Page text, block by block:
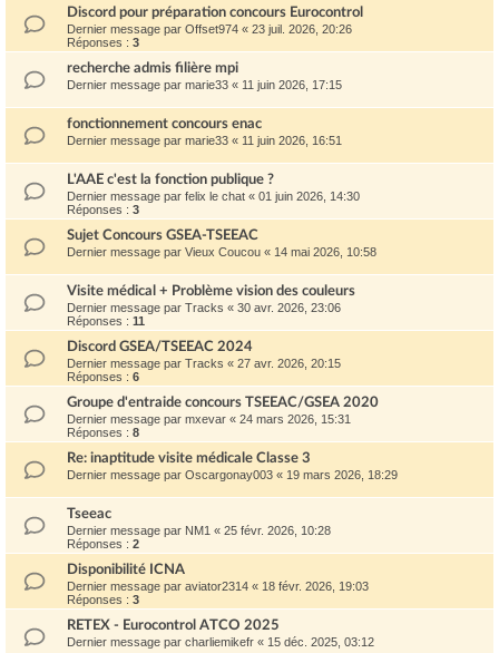
Discord pour préparation concours Eurocontrol
Dernier message par Offset974 « 23 juil. 2026, 20:26
Réponses : 3
recherche admis filière mpi
Dernier message par marie33 « 11 juin 2026, 17:15
fonctionnement concours enac
Dernier message par marie33 « 11 juin 2026, 16:51
L'AAE c'est la fonction publique ?
Dernier message par felix le chat « 01 juin 2026, 14:30
Réponses : 3
Sujet Concours GSEA-TSEEAC
Dernier message par Vieux Coucou « 14 mai 2026, 10:58
Visite médical + Problème vision des couleurs
Dernier message par Tracks « 30 avr. 2026, 23:06
Réponses : 11
Discord GSEA/TSEEAC 2024
Dernier message par Tracks « 27 avr. 2026, 20:15
Réponses : 6
Groupe d'entraide concours TSEEAC/GSEA 2020
Dernier message par mxevar « 24 mars 2026, 15:31
Réponses : 8
Re: inaptitude visite médicale Classe 3
Dernier message par Oscargonay003 « 19 mars 2026, 18:29
Tseeac
Dernier message par NM1 « 25 févr. 2026, 10:28
Réponses : 2
Disponibilité ICNA
Dernier message par aviator2314 « 18 févr. 2026, 19:03
Réponses : 3
RETEX - Eurocontrol ATCO 2025
Dernier message par charliemikefr « 15 déc. 2025, 03:12